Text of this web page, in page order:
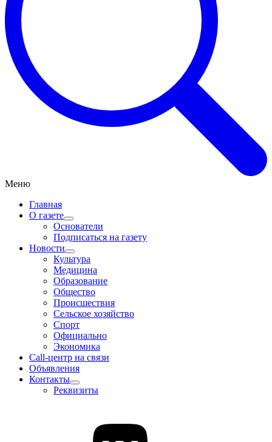
Меню
Главная
О газете
Основатели
Подписаться на газету
Новости
Культура
Медицина
Образование
Общество
Происшествия
Сельское хозяйство
Спорт
Официально
Экономика
Call-центр на связи
Объявления
Контакты
Реквизиты